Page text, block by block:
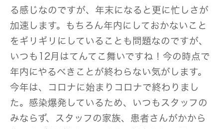
る感じなのですが、年末になると更に忙しさが
加速します。もちろん年内にしておかないこと
をギリギリにしていることも問題なのですが、
いつも12月はてんてこ舞いですね！今の時点で
年内にやるべきことが終わらない気がします。
今年は、コロナに始まりコロナで終わりまし
た。感染爆発しているため、いつもスタッフの
みならず、スタッフの家族、患者さんがかから